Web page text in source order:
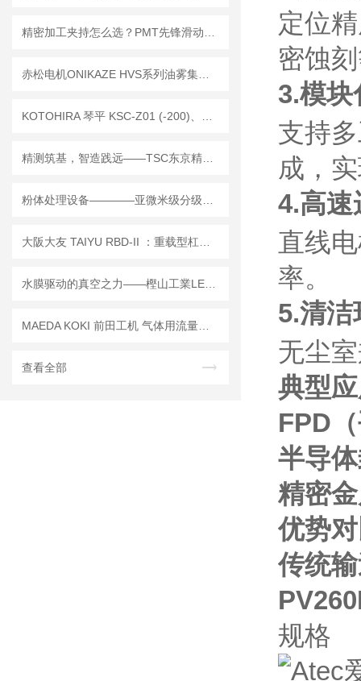
查看全部
定位
密蚀
3.模块
支持
成，
4.高速
直线
率。
5.清洁
无尘
典型
FPD
半导
精密
优势
传统
规格